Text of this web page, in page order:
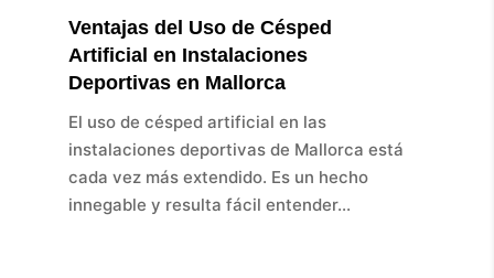
Ventajas del Uso de Césped
Artificial en Instalaciones
Deportivas en Mallorca
El uso de césped artificial en las
instalaciones deportivas de Mallorca está
cada vez más extendido. Es un hecho
innegable y resulta fácil entender...